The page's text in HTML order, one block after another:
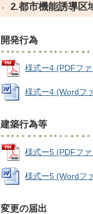
2.都市機能誘導区
開発行為
様式ー4 (PDFフ
様式ー4 (Wordフ
建築行為等
様式ー5 (PDFフ
様式ー5 (Wordフ
変更の届出